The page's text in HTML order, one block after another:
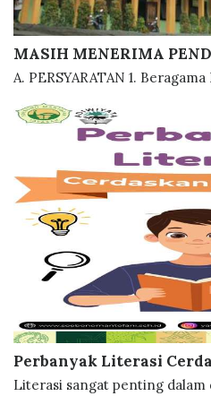
MASIH MENERIMA
A. PERSYARATAN 1.
Perbanyak Literasi
Literasi sangat penting dalam